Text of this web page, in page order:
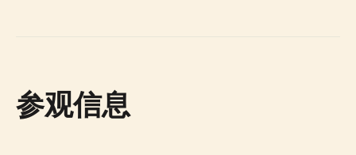
参观信息